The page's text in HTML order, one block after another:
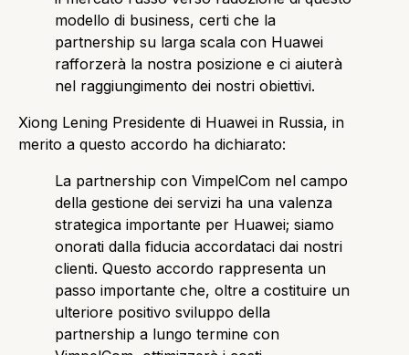
modello di business, certi che la
partnership su larga scala con Huawei
rafforzerà la nostra posizione e ci aiuterà
nel raggiungimento dei nostri obiettivi.
Xiong Lening Presidente di Huawei in Russia, in
merito a questo accordo ha dichiarato:
La partnership con VimpelCom nel campo
della gestione dei servizi ha una valenza
strategica importante per Huawei; siamo
onorati dalla fiducia accordataci dai nostri
clienti. Questo accordo rappresenta un
passo importante che, oltre a costituire un
ulteriore positivo sviluppo della
partnership a lungo termine con